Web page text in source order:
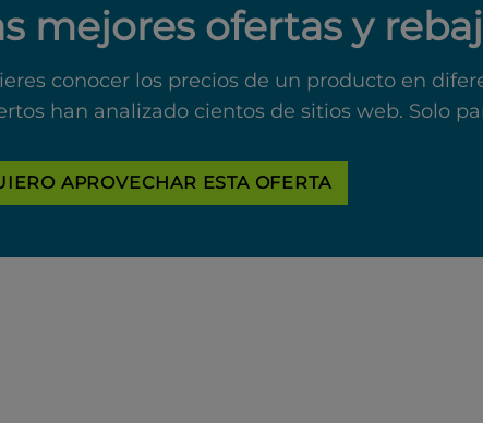
mejores ofertas y
conocer los precios de un producto en
han analizado cientos de sitios web. Solo
APROVECHAR ESTA OFERTA